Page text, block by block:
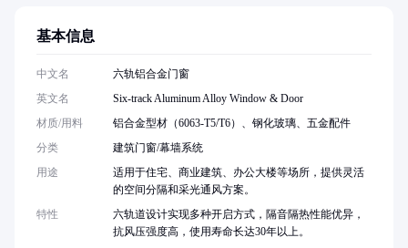
基本信息
中文名
六轨铝合金门窗
英文名
Six-track Aluminum Alloy Window & Door
材质/用料
铝合金型材（6063-T5/T6）、钢化玻璃、五金配件
分类
建筑门窗/幕墙系统
用途
适用于住宅、商业建筑、办公大楼等场所，提供灵活
的空间分隔和采光通风方案。
特性
六轨道设计实现多种开启方式，隔音隔热性能优异，
抗风压强度高，使用寿命长达30年以上。